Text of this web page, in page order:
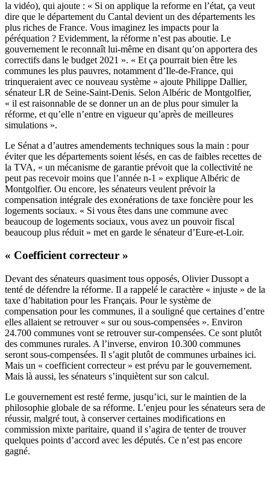
la vidéo), qui ajoute : « Si on applique la reforme en l’état, ça veut
dire que le département du Cantal devient un des départements les
plus riches de France. Vous imaginez les impacts pour la
péréquation ? Evidemment, la réforme n’est pas aboutie. Le
gouvernement le reconnaît lui-même en disant qu’on apportera des
correctifs dans le budget 2021 ». « Et ça pourrait bien être les
communes les plus pauvres, notamment d’Ile-de-France, qui
trinqueraient avec ce nouveau système » ajoute Philippe Dallier,
sénateur LR de Seine-Saint-Denis. Selon Albéric de Montgolfier,
« il est raisonnable de se donner un an de plus pour simuler la
réforme, et qu’elle n’entre en vigueur qu’après de meilleures
simulations ».
Le Sénat a d’autres amendements techniques sous la main : pour
éviter que les départements soient lésés, en cas de faibles recettes de
la TVA, « un mécanisme de garantie prévoit que la collectivité ne
peut pas recevoir moins que l’année n-1 » explique Albéric de
Montgolfier. Ou encore, les sénateurs veulent prévoir la
compensation intégrale des exonérations de taxe foncière pour les
logements sociaux. « Si vous êtes dans une commune avec
beaucoup de logements sociaux, vous avez un pouvoir fiscal
beaucoup plus réduit » met en garde le sénateur d’Eure-et-Loir.
« Coefficient correcteur »
Devant des sénateurs quasiment tous opposés, Olivier Dussopt a
tenté de défendre la réforme. Il a rappelé le caractère « injuste » de la
taxe d’habitation pour les Français. Pour le système de
compensation pour les communes, il a souligné que certaines d’entre
elles allaient se retrouver « sur ou sous-compensées ». Environ
24.700 communes vont se retrouver sur-compensées. Ce sont plutôt
des communes rurales. A l’inverse, environ 10.300 communes
seront sous-compensées. Il s’agit plutôt de communes urbaines ici.
Mais un « coefficient correcteur » est prévu par le gouvernement.
Mais là aussi, les sénateurs s’inquiètent sur son calcul.
Le gouvernement est resté ferme, jusqu’ici, sur le maintien de la
philosophie globale de sa réforme. L’enjeu pour les sénateurs sera de
réussir, malgré tout, à conserver certaines modifications en
commission mixte paritaire, quand il s’agira de tenter de trouver
quelques points d’accord avec les députés. Ce n’est pas encore
gagné.